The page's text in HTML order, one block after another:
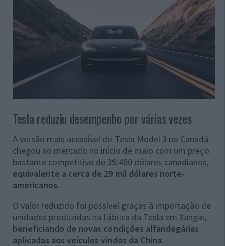
Tesla reduziu desempenho por várias vezes
A versão mais acessível do Tesla Model 3 no Canadá
chegou ao mercado no início de maio com um preço
bastante competitivo de 39.490 dólares canadianos,
equivalente a cerca de 29 mil dólares norte-
americanos.
O valor reduzido foi possível graças à importação de
unidades produzidas na fábrica da Tesla em Xangai,
beneficiando de novas condições alfandegárias
aplicadas aos veículos vindos da China.